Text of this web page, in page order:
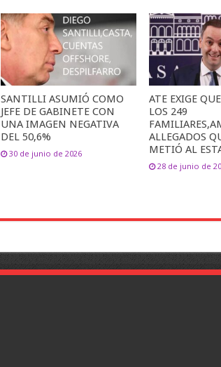
SANTILLI ASUMIÓ COMO
JEFE DE GABINETE CON
UNA IMAGEN NEGATIVA
DEL 50,6%
30 de junio de 2026
ATE EXIGE
LOS 249
ALLEGADOS
METIÓ AL
28 de junio de